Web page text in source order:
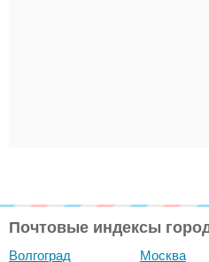
Почтовые индексы
Волгоград Москва